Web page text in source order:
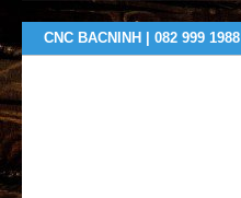
CNC BACNINH | 082 999 1988